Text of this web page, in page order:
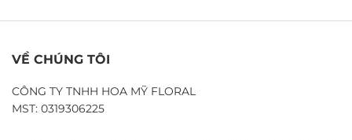
VỀ CHÚNG TÔI
CÔNG TY TNHH HOA MỸ FLORAL
MST: 0319306225